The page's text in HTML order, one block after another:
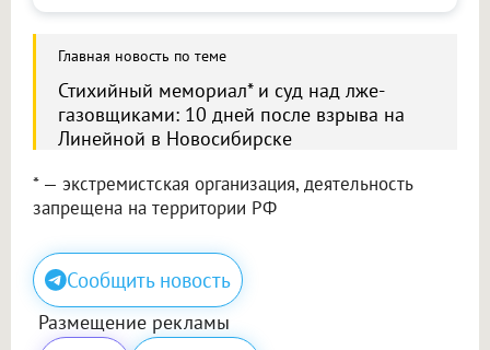
Главная новость по теме
Стихийный мемориал* и суд над лже-
газовщиками: 10 дней после взрыва на
Линейной в Новосибирске
* — экстремистская организация, деятельность
запрещена на территории РФ
Сообщить новость
Размещение рекламы